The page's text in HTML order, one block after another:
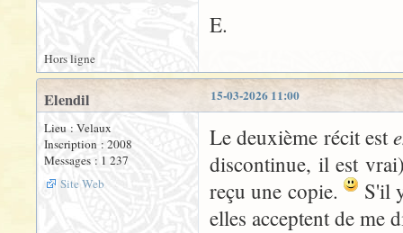
E.
Hors ligne
15-03-2026 11:00
Elendil
Lieu : Velaux
Inscription : 2008
Messages : 1 237
Site Web
Le deuxième récit est
discontinue, il est
reçu une copie.
S'il
elles acceptent de me